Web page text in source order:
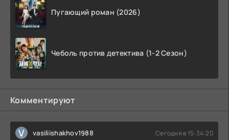
Пугающий роман (2026)
Чеболь против детектива (1-2 Сезон)
Комментируют
V vasiliishakhov1988 Сегодня в 15:34:20